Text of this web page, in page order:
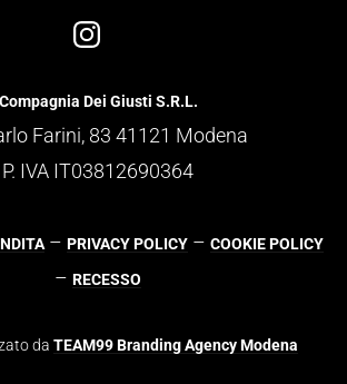
Compagnia Dei Giusti S.R.L.
Farini, 83 41121 Modena
P. IVA IT03812690364
– PRIVACY POLICY – COOKIE POLICY
– RECESSO
da TEAM99 Branding Agency Modena